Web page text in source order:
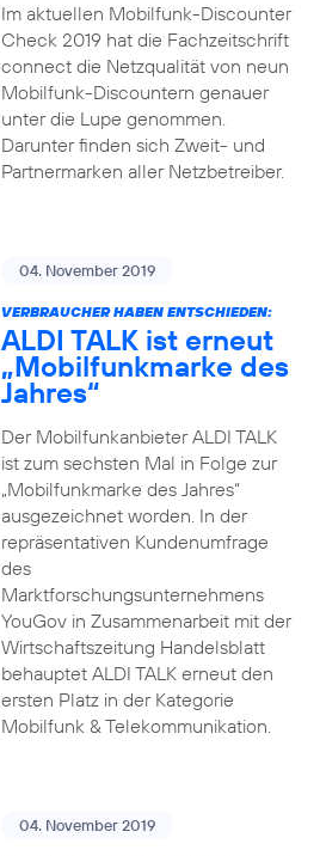
Im aktuellen Mobilfunk-Discounter
Check 2019 hat die Fachzeitschrift
connect die Netzqualität von neun
Mobilfunk-Discountern genauer
unter die Lupe genommen.
Darunter finden sich Zweit- und
Partnermarken aller Netzbetreiber.
04. November 2019
VERBRAUCHER HABEN ENTSCHIEDEN:
ALDI TALK ist erneut
„Mobilfunkmarke des
Jahres“
Der Mobilfunkanbieter ALDI TALK
ist zum sechsten Mal in Folge zur
„Mobilfunkmarke des Jahres“
ausgezeichnet worden. In der
repräsentativen Kundenumfrage
des
Marktforschungsunternehmens
YouGov in Zusammenarbeit mit der
Wirtschaftszeitung Handelsblatt
behauptet ALDI TALK erneut den
ersten Platz in der Kategorie
Mobilfunk & Telekommunikation.
04. November 2019